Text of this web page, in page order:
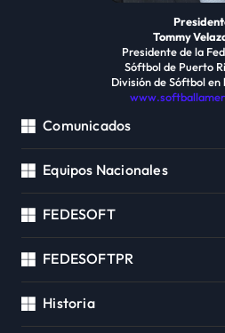
Tommy
Presidente de la
Sóftbol de Puerto
División de Sóftbol en
Comunicados
Equipos Nacionales
FEDESOFT
FEDESOFTPR
Historia